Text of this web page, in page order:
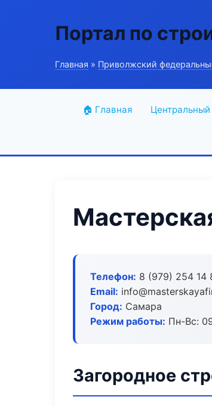
Портал по
Главная » Приволжский
🏠 Главная
Телефон: 8 (979) 254 14
Email:
Город: Самара
Режим работы: Пн-Вс:
Загородное